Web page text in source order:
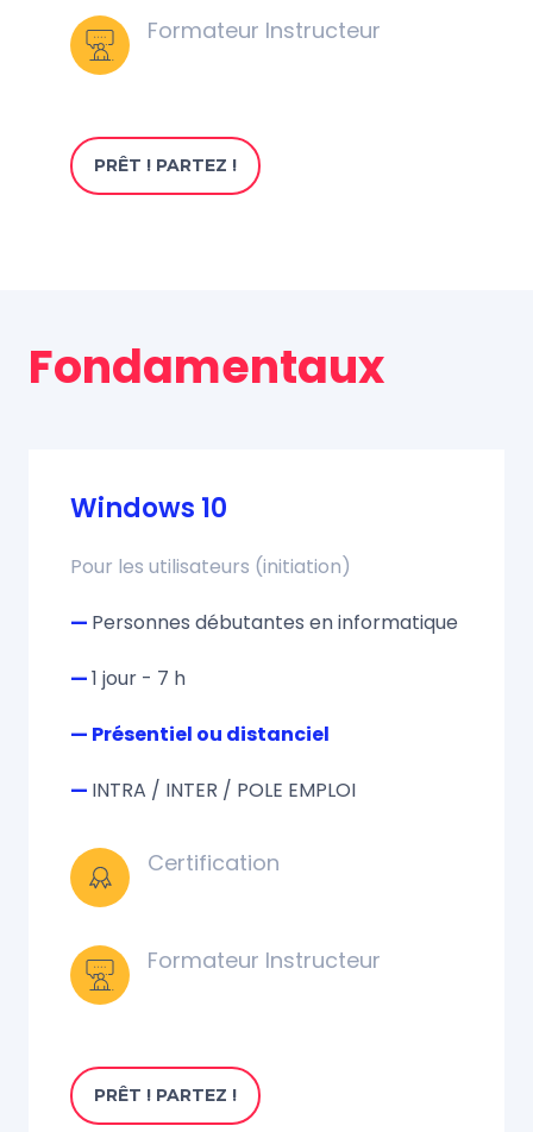
Formateur Instructeur
PRÊT ! PARTEZ !
Fondamentaux
Windows 10
Pour les utilisateurs (initiation)
— Personnes débutantes en informatique
—1 jour - 7 h
— Présentiel ou distanciel
— INTRA / INTER / POLE EMPLOI
Certification
Formateur Instructeur
PRÊT ! PARTEZ !